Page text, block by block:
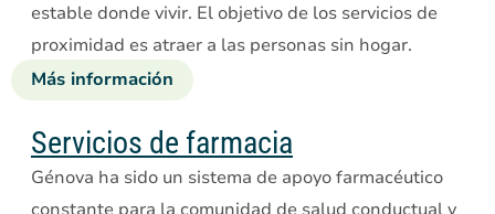
estable donde vivir. El objetivo de los servicios de
proximidad es atraer a las personas sin hogar.
Más información sobre
los
servicios
para
personas
Servicios de farmacia
Génova ha sido un sistema de apoyo farmacéutico